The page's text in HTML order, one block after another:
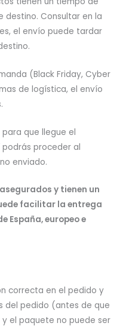
destino. Consultar en la
el envío puede tardar
(Black Friday, Cyber
de logística, el envío
que llegue el
proceder al
enviado.
y tienen un
facilitar la entrega
España, europeo e
correcta en el pedido y
del pedido (antes de que
el paquete no puede ser